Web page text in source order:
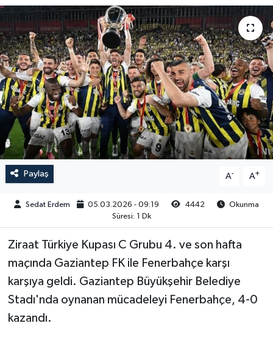
Paylaş A- A+
Sedat Erdem 05.03.2026 - 09:19 4442
Okunma
Süresi: 1 Dk
Ziraat Türkiye Kupası C Grubu 4. ve son hafta
maçında Gaziantep FK ile Fenerbahçe karşı
karşıya geldi. Gaziantep Büyükşehir Belediye
Stadı'nda oynanan mücadeleyi Fenerbahçe, 4-0
kazandı.